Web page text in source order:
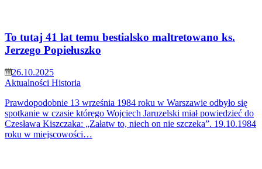
To tutaj 41 lat temu bestialsko maltretowano ks.
Jerzego Popiełuszko
26.10.2025
Aktualności Historia
Prawdopodobnie 13 września 1984 roku w Warszawie odbyło się
spotkanie w czasie którego Wojciech Jaruzelski miał powiedzieć do
Czesława Kiszczaka: „Załatw to, niech on nie szczeka”. 19.10.1984
roku w miejscowości…